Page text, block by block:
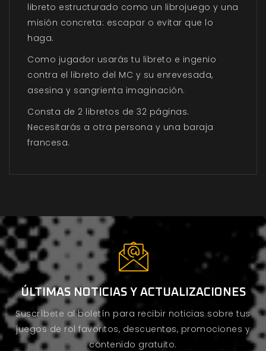
libreto estructurado como un librojuego y una
misión concreta: escapar o evitar que lo
haga.
Como jugador usarás tu libreto e ingenio
contra el libreto del MC y su enrevesada,
asesina y sangrienta imaginación.
Consta de 2 libretos de 32 páginas.
Necesitarás a otra persona y una baraja
francesa.
ÚLTIMAS NOTICIAS Y ACTUALIZACIONES
Suscríbete al boletín para recibir noticias sobre tus
juegos de rol favoritos, descuentos, promociones y
contenido gratuito.